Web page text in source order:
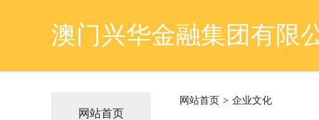
澳门兴华金融集团有限
网站首页
网站首页 > 企业文化